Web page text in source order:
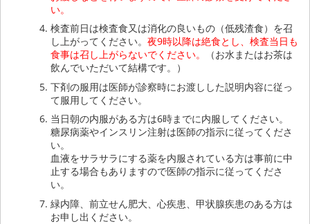
い。
検査前日は検査食又は消化の良いもの（低残渣食）を召
し上がってください。夜9時以降は絶食とし、検査当日も
食事は召し上がらないでください。
（お水またはお茶は
飲んでいただいて結構です。）
下剤の服用は医師が診察時にお渡しした説明内容に従っ
て服用してください。
当日朝の内服がある方は6時までに内服してください。
糖尿病薬やインスリン注射は医師の指示に従ってくださ
い。
血液をサラサラにする薬を内服されている方は事前に中
止する場合もありますので医師の指示に従ってくださ
い。
緑内障、前立せん肥大、心疾患、甲状腺疾患のある方は
お申し出ください。